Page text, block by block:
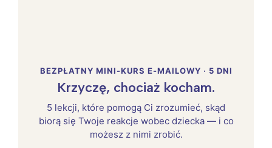
BEZPŁATNY MINI-KURS E-MAILOWY · 5 DNI
Krzyczę, chociaż kocham.
5 lekcji, które pomogą Ci zrozumieć, skąd
biorą się Twoje reakcje wobec dziecka — i co
możesz z nimi zrobić.